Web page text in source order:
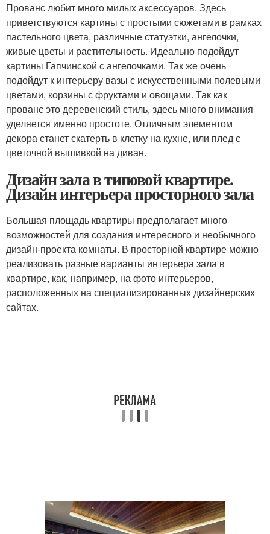
Прованс любит много милых аксессуаров. Здесь
приветствуются картины с простыми сюжетами в рамках
пастельного цвета, различные статуэтки, ангелочки,
живые цветы и растительность. Идеально подойдут
картины Гапчинской с ангелочками. Так же очень
подойдут к интерьеру вазы с искусственными полевыми
цветами, корзины с фруктами и овощами. Так как
прованс это деревенский стиль, здесь много внимания
уделяется именно простоте. Отличным элементом
декора станет скатерть в клетку на кухне, или плед с
цветочной вышивкой на диван.
Дизайн зала в типовой квартире.
Дизайн интерьера просторного зала
Большая площадь квартиры предполагает много
возможностей для создания интересного и необычного
дизайн-проекта комнаты. В просторной квартире можно
реализовать разные варианты интерьера зала в
квартире, как, например, на фото интерьеров,
расположенных на специализированных дизайнерских
сайтах.